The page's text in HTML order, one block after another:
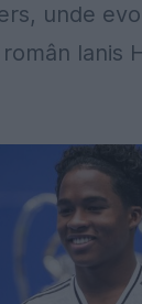
unde
Ianis